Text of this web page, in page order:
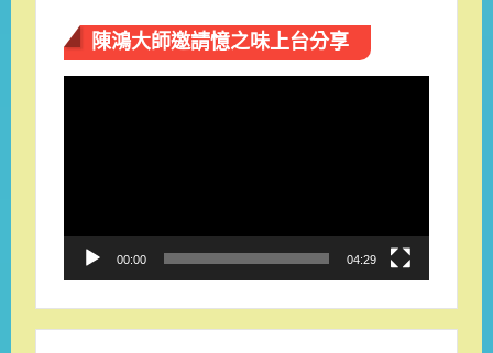
陳鴻大師邀請憶之味上台分享
00:00 04:29